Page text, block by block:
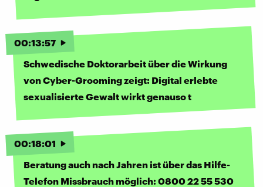
00:13:57
Schwedische Doktorarbeit über die Wirkung
von Cyber-Grooming zeigt: Digital erlebte
sexualisierte Gewalt wirkt genauso t
00:18:01
Beratung auch nach Jahren ist über das Hilfe-
Telefon Missbrauch möglich: 0800 22 55 530